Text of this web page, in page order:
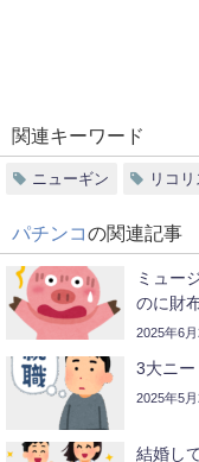
関連キーワード
ニューギン リコ
パチンコの関連記事
ミュー
のに財
2025年6月
3大ニー
2025年5月
結婚し